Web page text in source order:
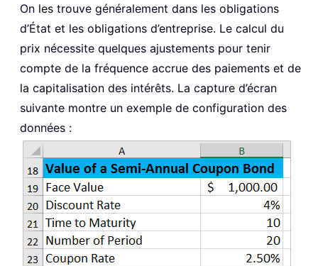
On les trouve généralement dans les obligations
d’État et les obligations d’entreprise. Le calcul du
prix nécessite quelques ajustements pour tenir
compte de la fréquence accrue des paiements et de
la capitalisation des intérêts. La capture d’écran
suivante montre un exemple de configuration des
données :